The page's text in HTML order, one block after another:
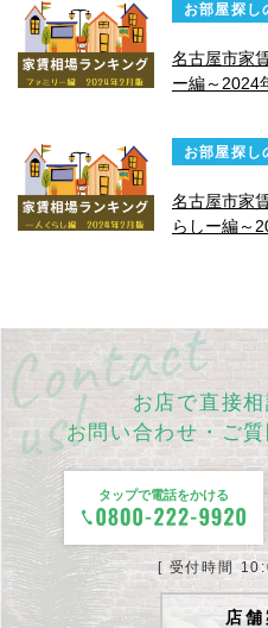
お部屋探し
名古屋市家
ー編～2024
お部屋探し
名古屋市家
らしー編～
お店で直接相
お問い合わせ・ご
タップで電話をかける
[ 受付時間
店